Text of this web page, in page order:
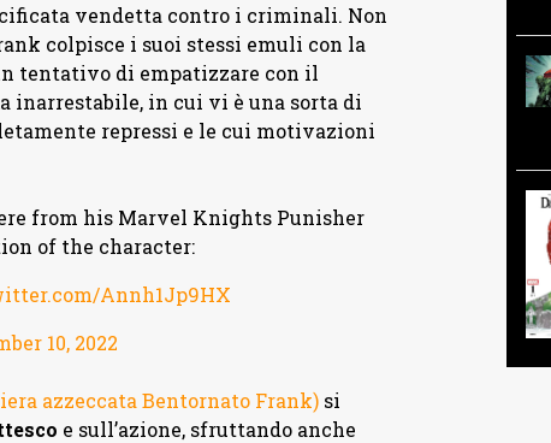
vendetta contro i criminali. Non
colpisce i suoi stessi emuli con la
tentativo di empatizzare con il
inarrestabile, in cui vi è una sorta di
repressi e le cui motivazioni
from his Marvel Knights Punisher
of the character:
Annh1Jp9HX
10, 2022
azzeccata Bentornato Frank)si
e sull’azione, sfruttando anche